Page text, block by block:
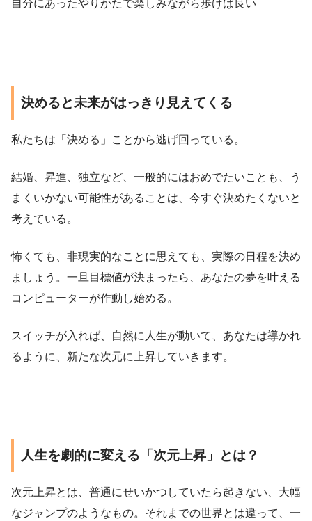
自分にあったやりかたで楽しみながら歩けば良い
決めると未来がはっきり見えてくる
私たちは「決める」ことから逃げ回っている。
結婚、昇進、独立など、一般的にはおめでたいことも、う
まくいかない可能性があることは、今すぐ決めたくないと
考えている。
怖くても、非現実的なことに思えても、実際の日程を決め
ましょう。一旦目標値が決まったら、あなたの夢を叶える
コンピューターが作動し始める。
スイッチが入れば、自然に人生が動いて、あなたは導かれ
るように、新たな次元に上昇していきます。
人生を劇的に変える「次元上昇」とは？
次元上昇とは、普通にせいかつしていたら起きない、大幅
なジャンプのようなもの。それまでの世界とは違って、一